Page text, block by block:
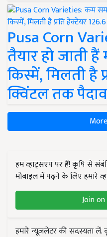
Pusa Corn
तैयार हो जाती
किस्में, मिलती है
क्विंटल तक
हम व्हाट्सएप पर हैं! कृषि से
मोबाइल में पढ़ने के लिए हमारे
Join
हमारे न्यूज़लेटर की सदस्यता